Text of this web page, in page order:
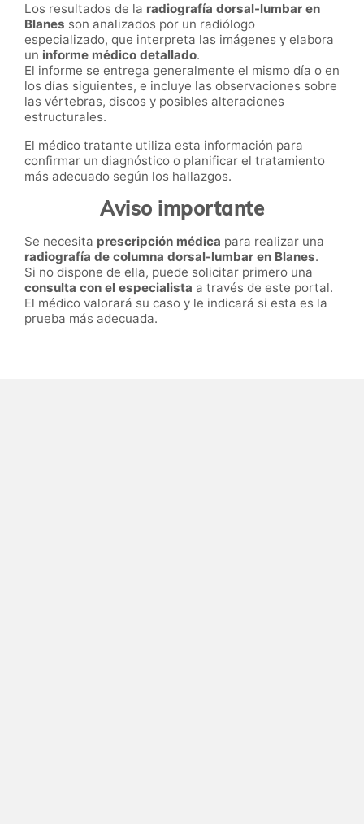
Los resultados de la radiografía dorsal-lumbar en
Blanes son analizados por un radiólogo
especializado, que interpreta las imágenes y elabora
un informe médico detallado.
El informe se entrega generalmente el mismo día o en
los días siguientes, e incluye las observaciones sobre
las vértebras, discos y posibles alteraciones
estructurales.
El médico tratante utiliza esta información para
confirmar un diagnóstico o planificar el tratamiento
más adecuado según los hallazgos.
Aviso importante
Se necesita prescripción médica para realizar una
radiografía de columna dorsal-lumbar en Blanes.
Si no dispone de ella, puede solicitar primero una
consulta con el especialista a través de este portal.
El médico valorará su caso y le indicará si esta es la
prueba más adecuada.